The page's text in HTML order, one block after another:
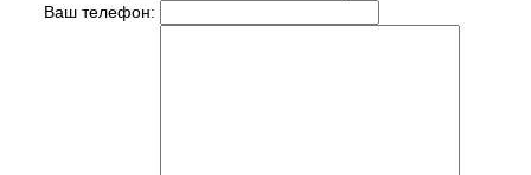
Ваш телефон: